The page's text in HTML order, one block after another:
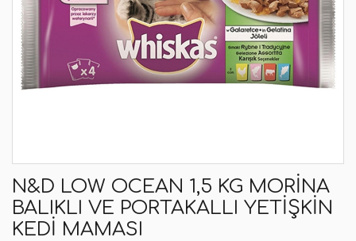
N&D LOW OCEAN 1,5 KG MORINA
BALIKLI VE PORTAKALLI YETIŞKIN
KEDI MAMASI